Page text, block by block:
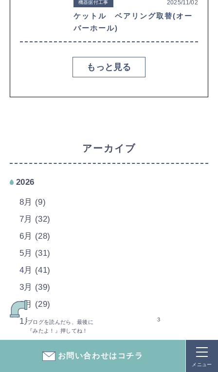
お問い合わせはコチラ
メニュー
機器据付工事 2025/11/02
ケットル ベアリング取替(オー
バーホール)
もっと見る
アーカイブ
2026
8月 (9)
7月 (32)
6月 (28)
5月 (31)
4月 (41)
3月 (39)
2月 (29)
1月 (31)
ブログを読んだら、最後に
『みたよ！』押してね！
3